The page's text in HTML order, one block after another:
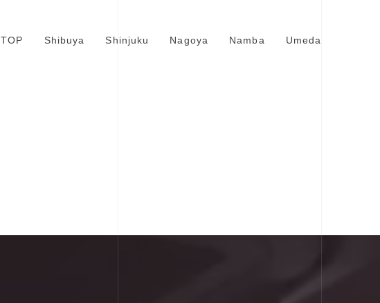
TOP Shibuya Shinjuku Nagoya Namba Umeda